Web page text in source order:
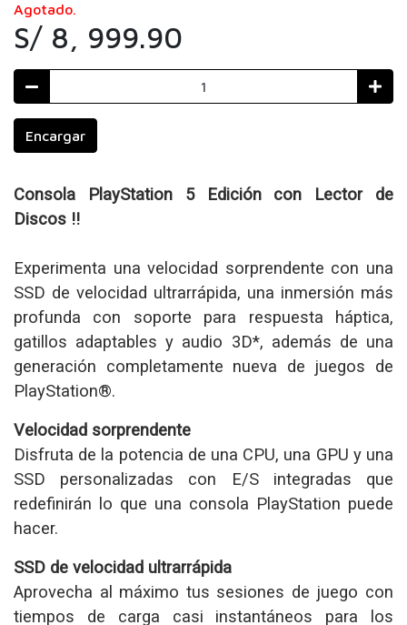
Agotado.
S/ 8, 999.90
Encargar
Consola PlayStation 5 Edición con Lector de
Discos !!
Experimenta una velocidad sorprendente con una
SSD de velocidad ultrarrápida, una inmersión más
profunda con soporte para respuesta háptica,
gatillos adaptables y audio 3D*, además de una
generación completamente nueva de juegos de
PlayStation®.
Velocidad sorprendente
Disfruta de la potencia de una CPU, una GPU y una
SSD personalizadas con E/S integradas que
redefinirán lo que una consola PlayStation puede
hacer.
SSD de velocidad ultrarrápida
Aprovecha al máximo tus sesiones de juego con
tiempos de carga casi instantáneos para los